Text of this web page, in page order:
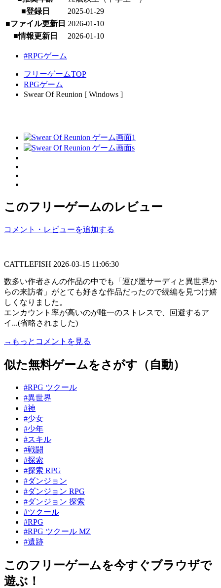
■登録日
2025-01-29
■ファイル更新日 2026-01-10
■情報更新日
2026-01-10
#RPGゲーム
フリーゲームTOP
RPGゲーム
Swear Of Reunion [ Windows ]
このフリーゲームのレビュー
コメント・レビューを追加する
CATTLEFISH 2026-03-15 11:06:30
数多い作者さんの作品の中でも「運び屋サーディと異世界か
らの来訪者」がとても好きな作品だったので続編を見つけ嬉
しくなりました。
エンカウント率が高いのが唯一のストレスで、回避するア
イ...(省略されました)
→もっとコメントを見る
似た無料ゲームをさがす（自動）
#RPG ツクール
#異世界
#神
#少女
#少年
#スキル
#戦闘
#探索
#探索 RPG
#ダンジョン
#ダンジョン RPG
#ダンジョン 探索
#ツクール
#RPG
#RPG ツクール MZ
#遺跡
このフリーゲームを今すぐブラウザで
遊ぶ！